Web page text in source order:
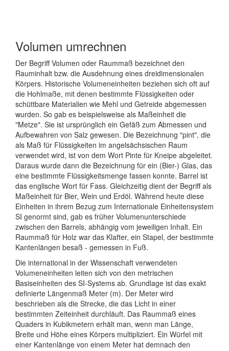
Volumen umrechnen
Der Begriff Volumen oder Raummaß bezeichnet den
Rauminhalt bzw. die Ausdehnung eines dreidimensionalen
Körpers. Historische Volumeneinheiten beziehen sich oft auf
die Hohlmaße, mit denen bestimmte Flüssigkeiten oder
schüttbare Materialien wie Mehl und Getreide abgemessen
wurden. So gab es beispielsweise als Maßeinheit die
"Metze". Sie ist ursprünglich ein Gefäß zum Abmessen und
Aufbewahren von Salz gewesen. Die Bezeichnung "pint", die
als Maß für Flüssigkeiten im angelsächsischen Raum
verwendet wird, ist von dem Wort Pinte für Kneipe abgeleitet.
Daraus wurde dann die Bezeichnung für ein (Bier-) Glas, das
eine bestimmte Flüssigkeitsmenge fassen konnte. Barrel ist
das englische Wort für Fass. Gleichzeitig dient der Begriff als
Maßeinheit für Bier, Wein und Erdöl. Während heute diese
Einheiten in ihrem Bezug zum Internationale Einheitensystem
SI genormt sind, gab es früher Volumenunterschiede
zwischen den Barrels, abhängig vom jeweiligen Inhalt. Ein
Raummaß für Holz war das Klafter, ein Stapel, der bestimmte
Kantenlängen besaß - gemessen in Fuß.
Die international in der Wissenschaft verwendeten
Volumeneinheiten leiten sich von den metrischen
Basiseinheiten des SI-Systems ab. Grundlage ist das exakt
definierte Längenmaß Meter (m). Der Meter wird
beschrieben als die Strecke, die das Licht in einer
bestimmten Zeiteinheit durchläuft. Das Raummaß eines
Quaders in Kubikmetern erhält man, wenn man Länge,
Breite und Höhe eines Körpers multipliziert. Ein Würfel mit
einer Kantenlänge von einem Meter hat demnach den